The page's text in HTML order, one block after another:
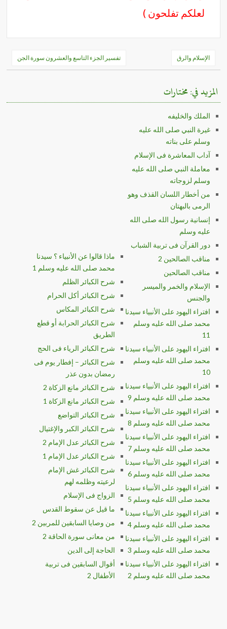
لعلكم تفلحون )
تصفّح
المقالات
الإسلام والرق تفسير الجزء التاسع والعشرون سورة الجن
المزيد في: مختارات
الملك والخليفه
غيرة النبي صلى الله عليه
وسلم على بناته
آداب المعاشرة فى الإسلام
معاملة النبي صلى الله عليه
وسلم لزوجاته
من أخطار اللسان القذف وهو
الرمى بالبهتان
إنسانية رسول الله صلى الله
عليه وسلم
دور القرآن فى تربية الشباب
مناقب الصالحين 2
مناقب الصالحين
الإسلام والخمر والميسر
والجنس
افتراء اليهود على الأنبياء سيدنا
محمد صلى الله عليه وسلم
11
افتراء اليهود على الأنبياء سيدنا
محمد صلى الله عليه وسلم
10
افتراء اليهود على الأنبياء سيدنا
محمد صلى الله عليه وسلم 9
افتراء اليهود على الأنبياء سيدنا
محمد صلى الله عليه وسلم 8
افتراء اليهود على الأنبياء سيدنا
محمد صلى الله عليه وسلم 7
افتراء اليهود على الأنبياء سيدنا
محمد صلى الله عليه وسلم 6
افتراء اليهود على الأنبياء سيدنا
محمد صلى الله عليه وسلم 5
افتراء اليهود على الأنبياء سيدنا
محمد صلى الله عليه وسلم 4
افتراء اليهود على الأنبياء سيدنا
محمد صلى الله عليه وسلم 3
افتراء اليهود على الأنبياء سيدنا
محمد صلى الله عليه وسلم 2
ماذا قالوا عن الأنبياء ؟ سيدنا
محمد صلى الله عليه وسلم 1
شرح الكبائر الظلم
شرح الكبائر أكل الحرام
شرح الكبائر المكاس
شرح الكبائر الحرابة أو قطع
الطريق
شرح الكبائر الرياء فى الحج
شرح الكبائر – إفطار يوم فى
رمضان بدون عذر
شرح الكبائر مانع الزكاة 2
شرح الكبائر مانع الزكاة 1
شرح الكبائر التواضع
شرح الكبائر الكبر والإغتيال
شرح الكبائر عدل الإمام 2
شرح الكبائر عدل الإمام 1
شرح الكبائر غش الإمام
لرعيته وظلمه لهم
الزواج فى الإسلام
ما قيل عن سقوط القدس
من وصايا السابقين للمربين 2
من معانى سورة الحاقة 2
الحاجة إلى الدين
أقوال السابقين فى تربية
الأطفال 2